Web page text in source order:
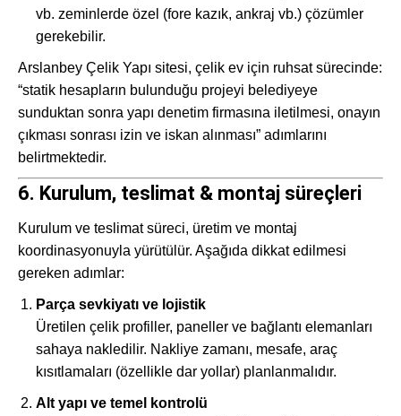
vb. zeminlerde özel (fore kazık, ankraj vb.) çözümler
gerekebilir.
Arslanbey Çelik Yapı sitesi, çelik ev için ruhsat sürecinde:
“statik hesapların bulunduğu projeyi belediyeye
sunduktan sonra yapı denetim firmasına iletilmesi, onayın
çıkması sonrası izin ve iskan alınması” adımlarını
belirtmektedir.
6. Kurulum, teslimat & montaj süreçleri
Kurulum ve teslimat süreci, üretim ve montaj
koordinasyonuyla yürütülür. Aşağıda dikkat edilmesi
gereken adımlar:
Parça sevkiyatı ve lojistik
Üretilen çelik profiller, paneller ve bağlantı elemanları
sahaya nakledilir. Nakliye zamanı, mesafe, araç
kısıtlamaları (özellikle dar yollar) planlanmalıdır.
Alt yapı ve temel kontrolü